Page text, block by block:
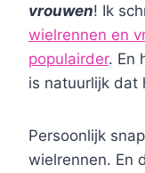
vrouwen! Ik
wielrennen en
populairder. En
is natuurlijk dat
Persoonlijk
wielrennen. En